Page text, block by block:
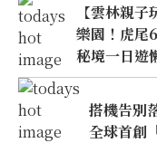
【雲林親
樂園！虎尾
秘境一日遊
搭機告別
全球首創